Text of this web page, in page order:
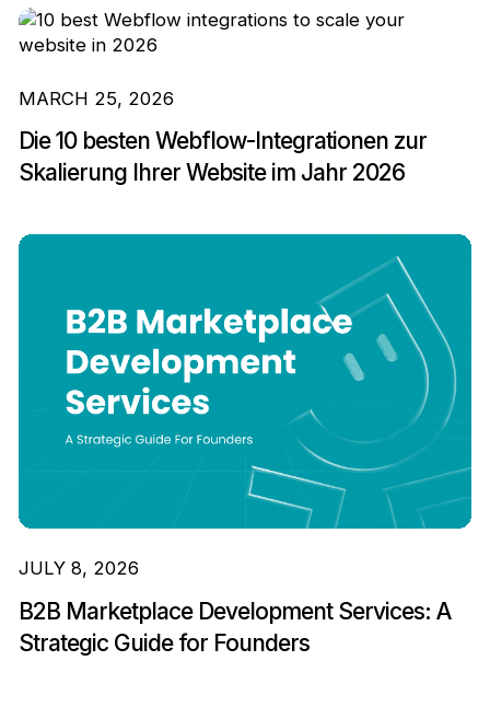
MARCH 25, 2026
Die 10 besten Webflow-Integrationen zur
Skalierung Ihrer Website im Jahr 2026
JULY 8, 2026
B2B Marketplace Development Services: A
Strategic Guide for Founders